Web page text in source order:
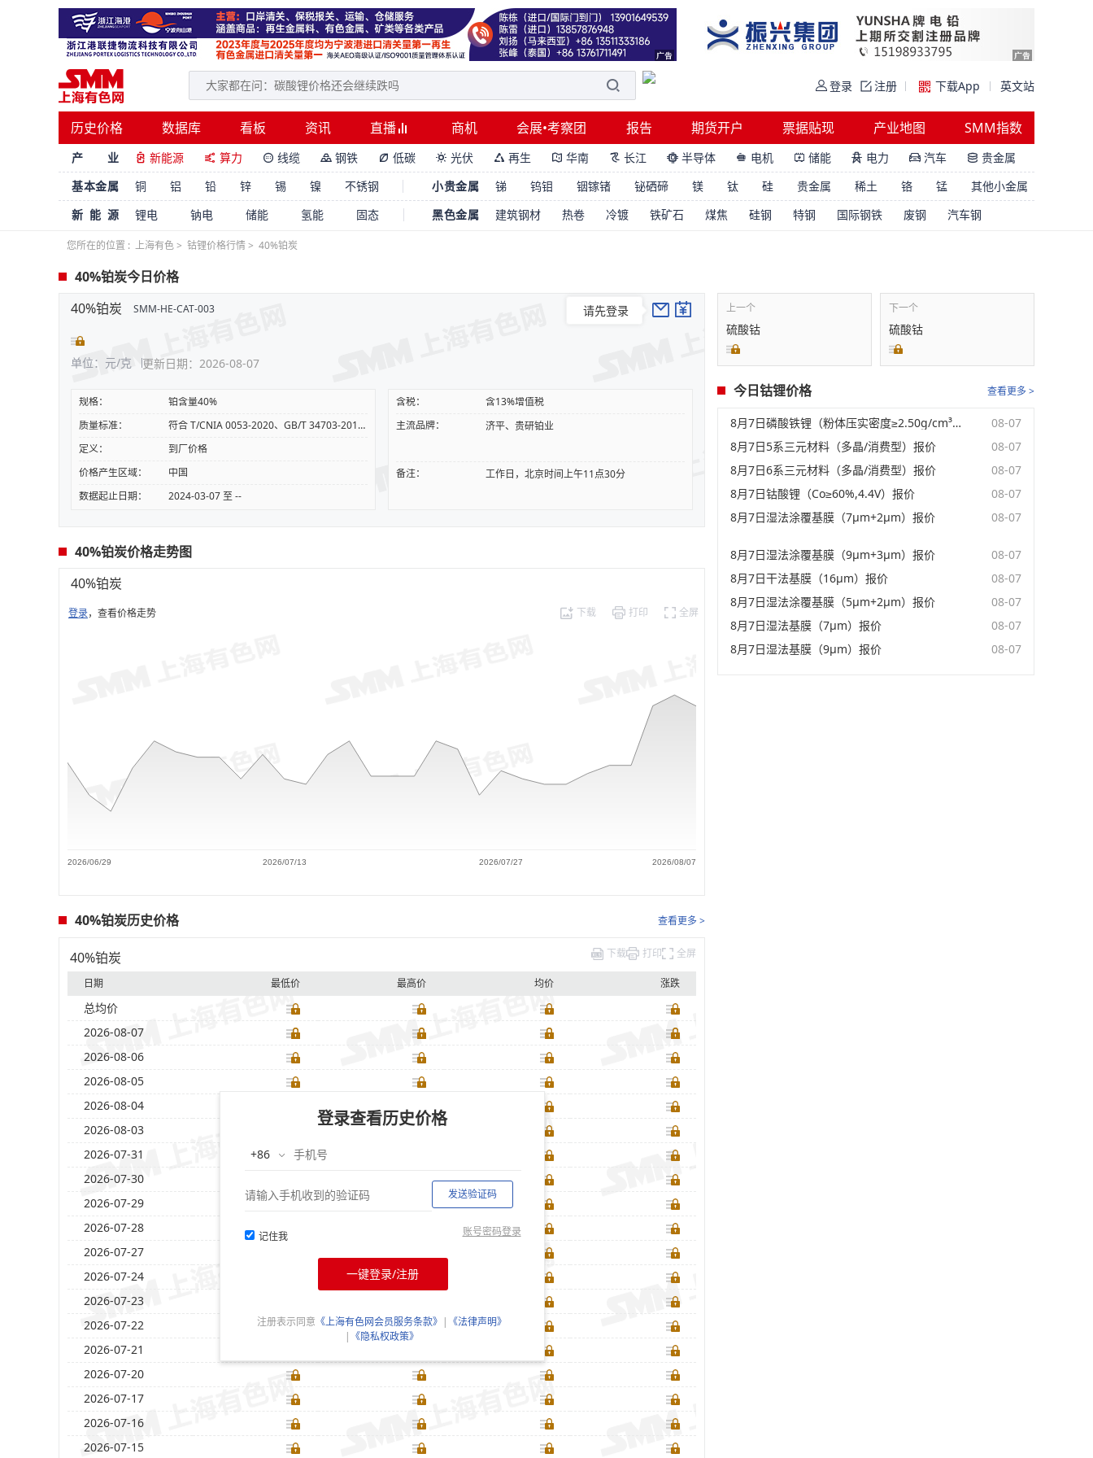
登录 注册 下载App 英文站
历史价格 数据库 看板 资讯 直播 商机 会展•考察团 报告 期货开户 票据贴现 产业地图 SMM指数
产 业  新能源  算力  线缆  钢铁  低碳  光伏  再生  华南  长江  半导体  电机  储能  电力  汽车  贵金属
基本金属
铜 铝 铅 锌 锡 镍 不锈钢 小贵金属 锑 钨钼 铟镓锗 铋硒碲 镁 钛 硅 贵金属 稀土 铬 锰
其他小金属
新能源
锂电 钠电 储能 氢能 固态 黑色金属 建筑钢材 热卷 冷镀 铁矿石 煤焦 硅钢 特钢 国际钢铁 废钢 汽车钢
您所在的位置 : 上海有色> 钴锂价格行情> 40%铂炭
40%铂炭今日价格
40%铂炭
SMM-HE-CAT-003
单位：元/克 更新日期：2026-08-07
请先登录
规格：
铂含量40%
质量标准：
符合 T/CNIA 0053-2020、GB/T 34703-2017，铂含量40%
定义：
到厂价格
价格产生区域：
中国
数据起止日期：
2024-03-07 至 --
含税：
含13%增值税
主流品牌：
济平、贵研铂业
备注： 工作日，北京时间上午11点30分
40%铂炭价格走势图
40%铂炭
2026/06/29 2026/07/13 2026/07/27 2026/08/07
登录，查看价格走势 下载 打印 全屏
40%铂炭历史价格 查看更多 >
40%铂炭 下载 打印 全屏
日期 最低价 最高价 均价 涨跌
总均价
2026-08-07
2026-08-06
2026-08-05
2026-08-04
2026-08-03
2026-07-31
2026-07-30
2026-07-29
2026-07-28
2026-07-27
2026-07-24
2026-07-23
2026-07-22
2026-07-21
2026-07-20
2026-07-17
2026-07-16
2026-07-15
登录查看历史价格
发送验证码
记住我 账号密码登录
一键登录/注册
注册表示同意 《上海有色网会员服务条款》 | 《法律声明》
| 《隐私权政策》
上一个
硫酸钴
下一个
硫酸钴
今日钴锂价格 查看更多 >
8月7日磷酸铁锂（粉体压实密度≥2.50g/cm³）报价
08-07
8月7日5系三元材料（多晶/消费型）报价
08-07
8月7日6系三元材料（多晶/消费型）报价
08-07
8月7日钴酸锂（Co≥60%,4.4V）报价
08-07
8月7日湿法涂覆基膜（7μm+2μm）报价
08-07
8月7日湿法涂覆基膜（9μm+3μm）报价
08-07
8月7日干法基膜（16μm）报价
08-07
8月7日湿法涂覆基膜（5μm+2μm）报价
08-07
8月7日湿法基膜（7μm）报价
08-07
8月7日湿法基膜（9μm）报价
08-07